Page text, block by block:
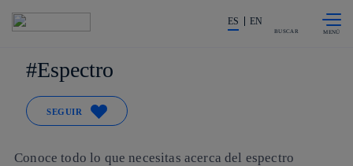
La acción en accionistas e
ES EN
BUSCAR
Espectro
SEGUIR
Conoce todo lo que necesitas acerca del espectro